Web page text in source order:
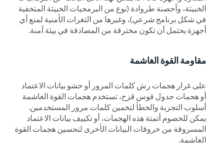
الخبيثة، وأحصنة طروادة (نوع من البرمجيات الخبيثة المتخفية
في شكل برنامج شرعي)، وغيرها من الثغرات الأمنية لمنع أي
أجهزة يحتمل أن تكون مخترقة من المصادقة في بيئة آمنة.
مقاومة القوة الغاشمة
على غرار هجمات رش كلمات المرور أو حشو بيانات الاعتماد
أو هجمات جدول قوس قزح، تستخدم هجمات القوة الغاشمة
أسلوب التجربة والخطأ لتخمين كلمات مرور المستخدمين.
يمكن للخصوم أتمتة هذه الهجمات، أو تكييف بيانات الاعتماد
المسروقة من خروقات البيانات الأخرى لتحسين هجمات القوة
الغاشمة.